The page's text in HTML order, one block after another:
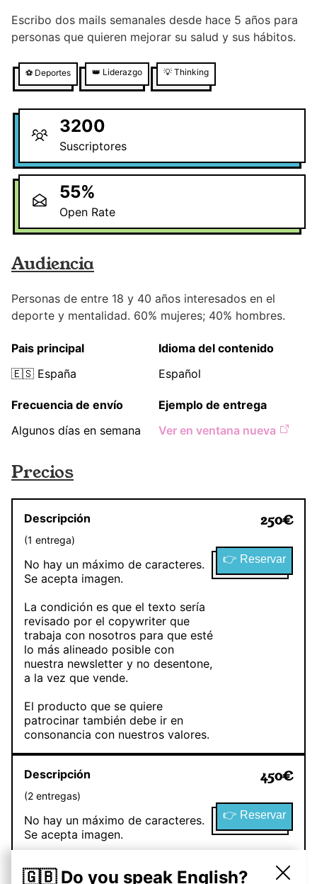
🇬🇧 Do you speak English?
Escribo dos mails semanales desde hace 5 años para
personas que quieren mejorar su salud y sus hábitos.
⚽ Deportes 👑 Liderazgo 💡 Thinking
3200
Suscriptores
55%
Open Rate
Audiencia
Personas de entre 18 y 40 años interesados en el
deporte y mentalidad. 60% mujeres; 40% hombres.
Pais principal
🇪🇸 España
Idioma del contenido
Español
Frecuencia de envío
Algunos días en semana
Ejemplo de entrega
Ver en ventana nueva
Precios
Descripción
(1 entrega)
No hay un máximo de caracteres.
Se acepta imagen.
La condición es que el texto sería
revisado por el copywriter que
trabaja con nosotros para que esté
lo más alineado posible con
nuestra newsletter y no desentone,
a la vez que vende.
El producto que se quiere
patrocinar también debe ir en
consonancia con nuestros valores.
250€
👉 Reservar
Descripción
(2 entregas)
No hay un máximo de caracteres.
Se acepta imagen.
revisado por el copywriter que
450€
👉 Reservar